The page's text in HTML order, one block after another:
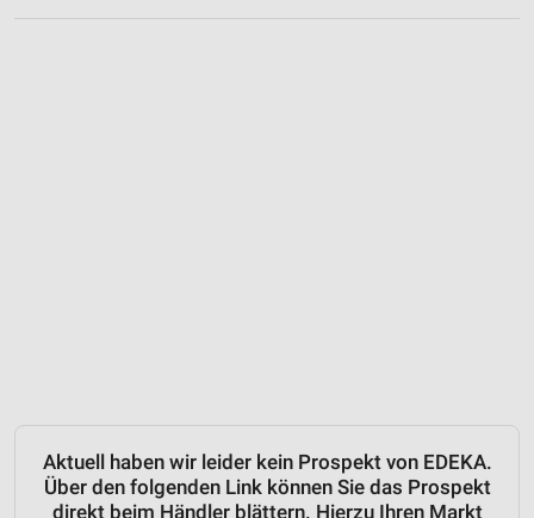
Aktuell haben wir leider kein Prospekt von EDEKA.
Über den folgenden Link können Sie das Prospekt
direkt beim Händler blättern. Hierzu Ihren Markt